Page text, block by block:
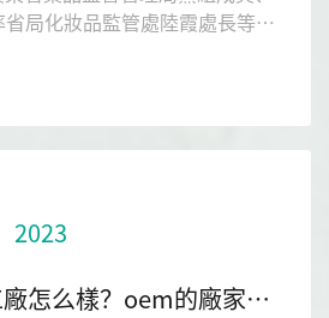
局化妝品監管處陸霞處長等領
展調研工作。
2023
化妝品oem代工廠怎么樣？oem的廠家需要具備的條件？